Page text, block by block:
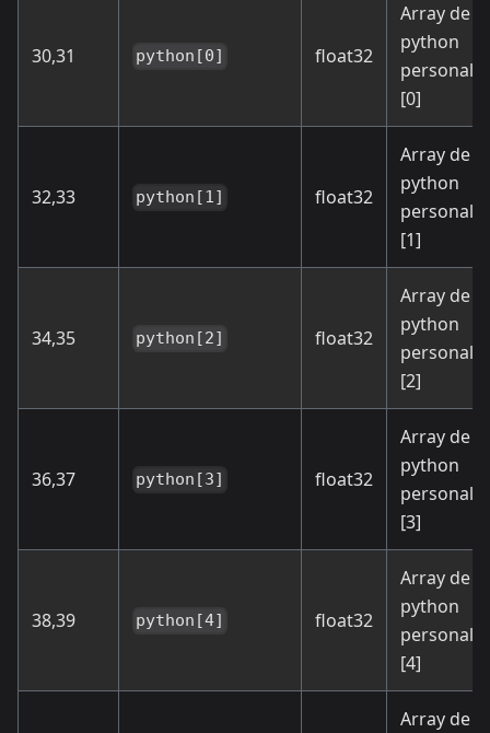
30,31 python[0] float32
Array de
python
[0]
32,33 python[1] float32
Array de
python
[1]
34,35 python[2] float32
Array de
python
[2]
36,37 python[3] float32
Array de
python
[3]
38,39 python[4] float32
Array de
python
[4]
Array de